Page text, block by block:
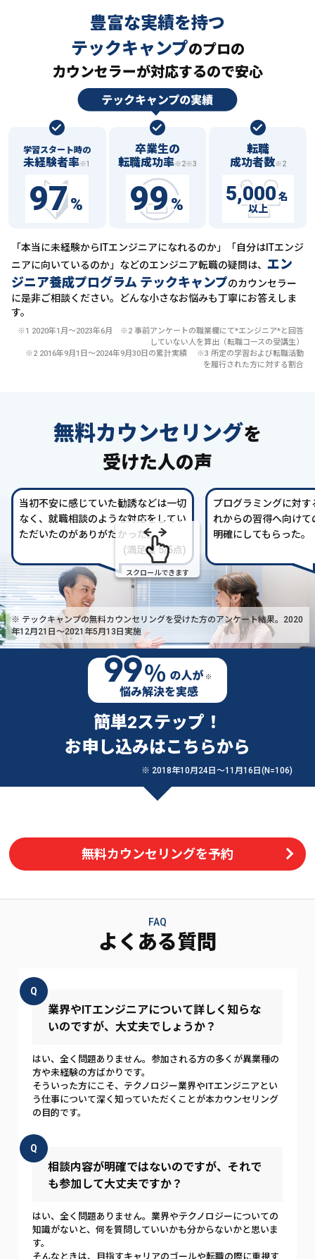
豊富な実績を持つ
テックキャンプのプロの
カウンセラーが対応するので安心
学習スタート時の
未経験者率※1
97%
卒業生の
転職成功率※2※3
99%
転職
成功者数※2
5,000 名
以上
「本当に未経験からITエンジニアになれるのか」「自分はITエンジ
ニアに向いているのか」などのエンジニア転職の疑問は、 エン
ジニア養成プログラム テックキャンプのカウンセラー
に是非ご相談ください。どんな小さなお悩みも丁寧にお答えしま
す。
※1 2020年1月〜2023年6月 ※2 事前アンケートの職業欄にて*エンジニア*と回答
していない人を算出（転職コースの受講生）
※2 2016年9月1日〜2024年9月30日の累計実績 ※3 所定の学習および転職活動
を履行された方に対する割合
無料カウンセリングを
受けた人の声
当初不安に感じていた勧誘などは一切
なく、就職相談のような対応をしてい
ただいたのがありがたかった。
(満足度 5/5点)
プログラミングに対
れからの習得へ向け
明確にしてもらった。
スクロールできます
※ テックキャンプの無料カウンセリングを受けた方のアンケート結果。2020
年12月21日〜2021年5月13日実施
簡単2ステップ！
お申し込みはこちらから
※ 2018年10月24日〜11月16日(N=106)
無料カウンセリングを予約
FAQ
よくある質問
Q
業界やITエンジニアについて詳しく知らな
いのですが、大丈夫でしょうか？
はい、全く問題ありません。参加される方の多くが異業種の
方や未経験の方ばかりです。
そういった方にこそ、テクノロジー業界やITエンジニアとい
う仕事について深く知っていただくことが本カウンセリング
の目的です。
Q
相談内容が明確ではないのですが、それで
も参加して大丈夫ですか？
はい、全く問題ありません。業界やテクノロジーについての
知識がないと、何を質問していいかも分からないかと思いま
す。
そんなときは、目指すキャリアのゴールや転職の際に重視す